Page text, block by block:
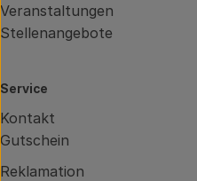
Veranstaltungen
Stellenangebote
Service
Kontakt
Gutschein
Reklamation